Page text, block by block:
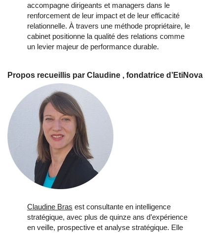
accompagne dirigeants et managers dans le
renforcement de leur impact et de leur efficacité
relationnelle. À travers une méthode propriétaire, le
cabinet positionne la qualité des relations comme
un levier majeur de performance durable.
Propos recueillis par Claudine , fondatrice d’EtiNova
Claudine Bras est consultante en intelligence
stratégique, avec plus de quinze ans d’expérience
en veille, prospective et analyse stratégique. Elle